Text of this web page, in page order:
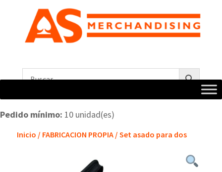
Pedido mínimo: 10 unidad(es)
Inicio / FABRICACION PROPIA/ Set asado para dos